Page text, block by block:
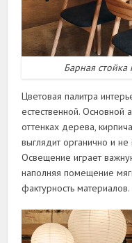
Барная
Цветовая палитра
естественной. Основной
оттенках дерева,
выглядит органично и не
Освещение играет
наполняя помещение
фактурность материалов.